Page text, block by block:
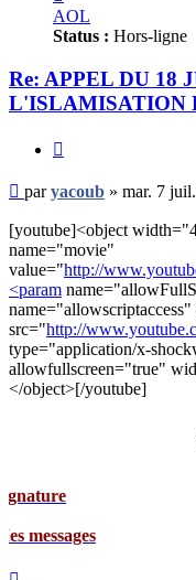
yacoub
AOL
Status : Hors-ligne
Re: APPEL DU 18
L'ISLAMISATION
Message
non
lu
paryacoub » mar. 7
[youtube]<object
name="movie"
value="http://
<param
src="http://
type="application/x-
allowfullscreen="true"
</object>[/youtube]